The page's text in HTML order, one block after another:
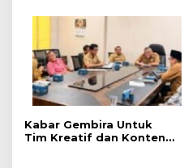
‎Kabar Gembira Untuk
Tim Kreatif dan Konten